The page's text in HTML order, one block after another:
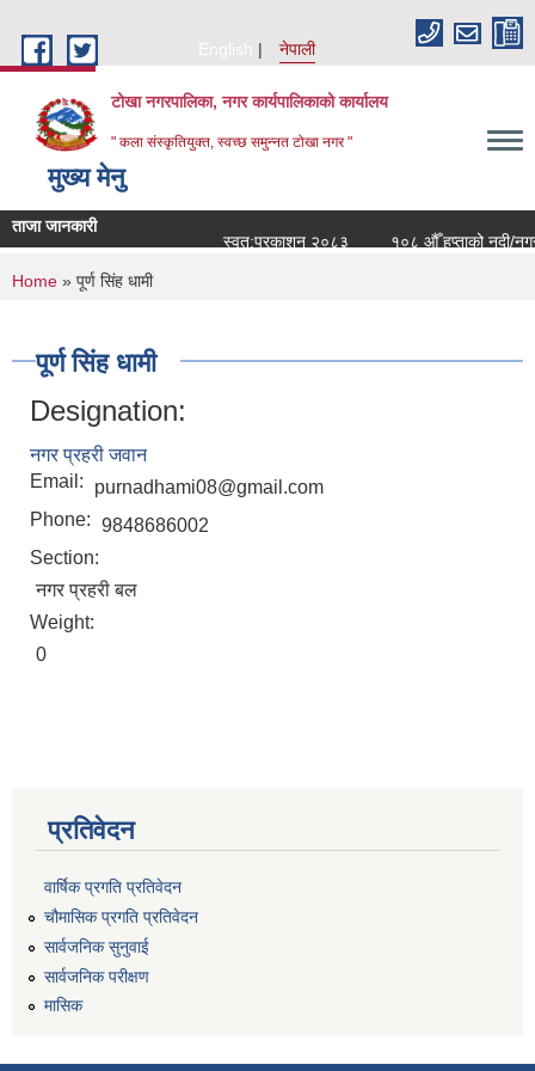
English
नेपाली
टोखा नगरपालिका, नगर कार्यपालिकाको कार्यालय
" कला संस्कृतियुक्त, स्वच्छ समुन्‍नत टोखा नगर "
मुख्य मेनु
ताजा जानकारी
स्वत:प्रकाशन २०८३
१०८ औँ हप्ताको नदी/
You are here
Home » पूर्ण सिंह धामी
पूर्ण सिंह धामी
Designation:
नगर प्रहरी जवान
Email:
purnadhami08@gmail.com
Phone: 9848686002
Section:
नगर प्रहरी बल
Weight:
0
प्रतिवेदन
वार्षिक प्रगति प्रतिवेदन
चौमासिक प्रगति प्रतिवेदन
सार्वजनिक सुनुवाई
सार्वजनिक परीक्षण
मासिक